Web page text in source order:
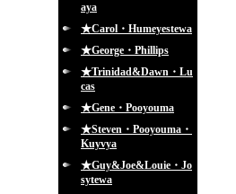
aya
★Carol・Humeyestewa
★George・Phillips
★Trinidad&Dawn・Lu
cas
★Gene・Pooyouma
★Steven・Pooyouma・
Kuyvya
★Guy&Joe&Louie・Jo
sytewa